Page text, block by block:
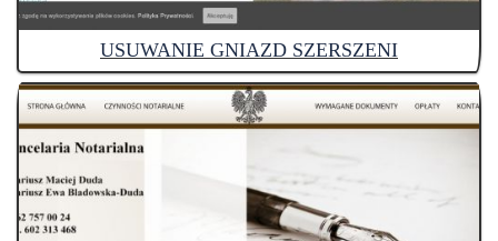
USUWANIE GNIAZD SZERSZENI